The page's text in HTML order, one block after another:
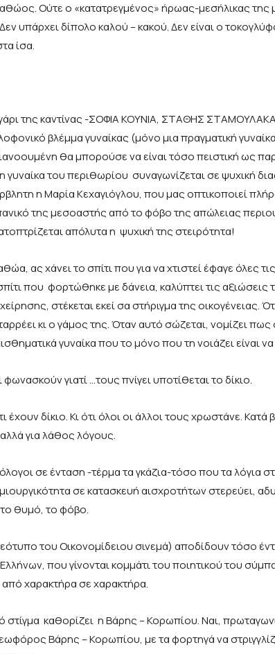
αθώος. Ούτε ο «κατατρεγμένος» ήρωας-μεσήλικας της
υπάρχει δίπολο καλού – κακού. Δεν είναι ο
ίσα.
της καντίνας -ΣΟΦΙΑ ΚΟΥΝΙΑ, ΣΤΑΘΗΣ
βλέμμα γυναίκας (μόνο μια πραγματική
θα μπορούσε να είναι τόσο πειστική ως
γυναίκα του περιθωρίου συναγωνίζεται σε ψυχική
η Μαρία Κεχαγιόγλου, που μας οπτικοποιεί
της μεσοαστής από το φόβο της απώλειας
απόλυτα η ψυχική της στειρότητα!
ας χάνει το σπίτι που για να χτιστεί έφαγε όλες
που φορτώθηκε με δάνεια, καλύπτει τις αξιώσεις
στέκεται εκεί σα στήριγμα της οικογένειας.
κι ο γάμος της. Όταν αυτό σώζεται, νομίζει πως
γυναίκα που το μόνο που τη νοιάζει είναι
γιατί …τους πνίγει υποτίθεται το δίκιο.
έχουν δίκιο. Κι ότι όλοι οι άλλοι τους χρωστάνε.
για λάθος λόγους.
σε ένταση -τέρμα τα γκάζια-τόσο που τα λόγια
σε κατασκευή αισχροτήτων στερεύει,
θυμό, το φόβο.
του Οικονομίδειου σινεμά) αποδίδουν τόσο
που γίνονται κομμάτι του ποιητικού του
από χαρακτήρα σε χαρακτήρα.
στίγμα καθορίζει η Βάρης – Κορωπίου. Ναι,
Βάρης – Κορωπίου, με τα φορτηγά να